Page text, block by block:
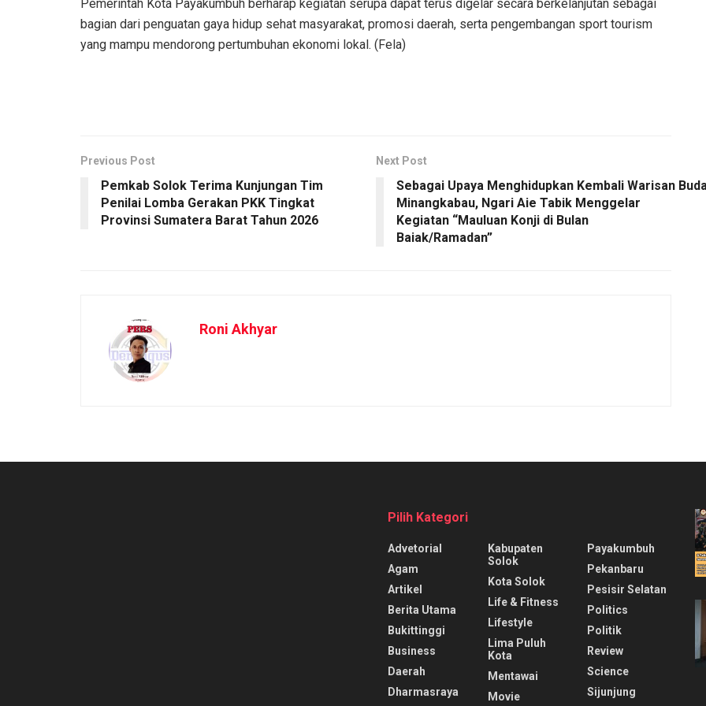
Pemerintah Kota Payakumbuh berharap kegiatan serupa dapat terus digelar secara berkelanjutan sebagai
bagian dari penguatan gaya hidup sehat masyarakat, promosi daerah, serta pengembangan sport tourism
yang mampu mendorong pertumbuhan ekonomi lokal. (Fela)
Previous Post
Pemkab Solok Terima Kunjungan Tim
Penilai Lomba Gerakan PKK Tingkat
Provinsi Sumatera Barat Tahun 2026
Next Post
Sebagai Upaya Menghidupkan Kembali Warisan
Minangkabau, Ngari Aie Tabik Menggelar
Kegiatan “Mauluan Konji di Bulan
Baiak/Ramadan”
Roni Akhyar
Pilih Kategori
Advetorial
Agam
Artikel
Berita Utama
Bukittinggi
Business
Daerah
Dharmasraya
Kabupaten
Solok
Kota Solok
Life & Fitness
Lifestyle
Lima Puluh
Kota
Mentawai
Movie
Payakumbuh
Pekanbaru
Pesisir Selatan
Politics
Politik
Review
Science
Sijunjung